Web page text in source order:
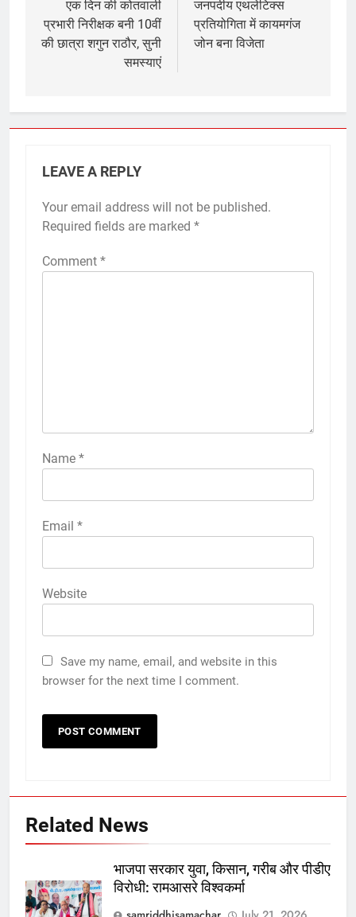
navigation
एक दिन की कोतवाली
प्रभारी निरीक्षक बनी 10वीं
की छात्रा शगुन राठौर, सुनी
समस्याएं
जनपदीय एथलेटिक्स
प्रतियोगिता में कायमगंज
जोन बना विजेता
LEAVE A REPLY
Your email address will not be published.
Required fields are marked *
Comment *
Name *
Email *
Website
Save my name, email, and website in this
browser for the next time I comment.
Related News
भाजपा सरकार युवा, किसान, गरीब और पीडीए
विरोधी: रामआसरे विश्वकर्मा